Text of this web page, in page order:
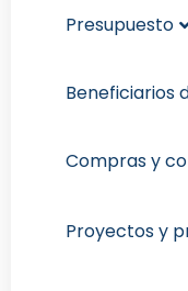
Presupuesto
Beneficiarios
Compras y
Proyectos y